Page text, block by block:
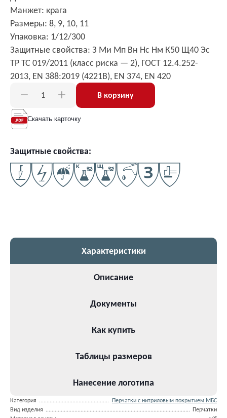
Манжет: крага
Размеры: 8, 9, 10, 11
Упаковка: 1/12/300
Защитные свойства: З Ми Мп Вн Нс Нм К50 Щ40 Эс
ТР ТС 019/2011 (класс риска — 2), ГОСТ 12.4.252-
2013, EN 388:2019 (4221B), EN 374, EN 420
В корзину
Скачать карточку
Защитные свойства:
Характеристики
Описание
Документы
Как купить
Таблицы размеров
Нанесение логотипа
Категория
Перчатки с нитриловым покрытием МБС
Вид изделия
Перчатки